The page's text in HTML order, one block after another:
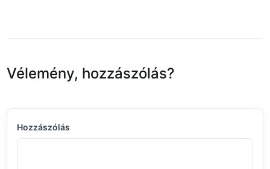
Vélemény, hozzászólás?
Hozzászólás